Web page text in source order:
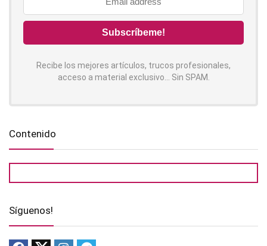
Recibe los mejores artículos, trucos profesionales,
acceso a material exclusivo... Sin SPAM.
Contenido
Síguenos!